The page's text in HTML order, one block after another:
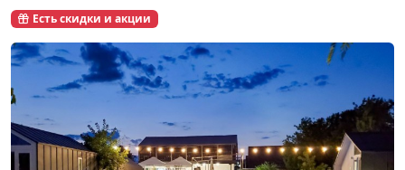
Есть скидки и акции